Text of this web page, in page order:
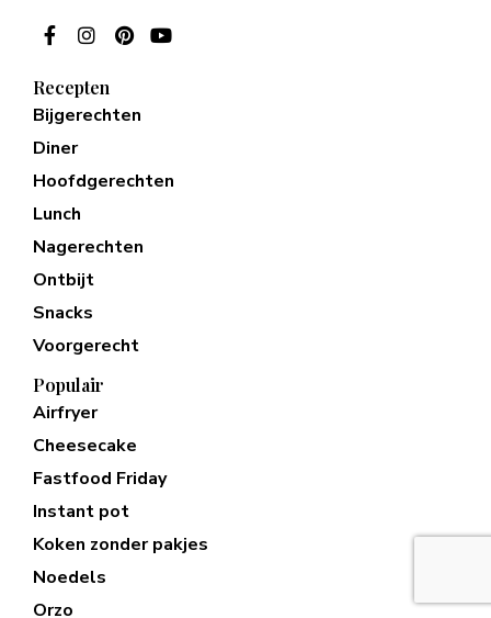
Recepten
Bijgerechten
Diner
Hoofdgerechten
Lunch
Nagerechten
Ontbijt
Snacks
Voorgerecht
Populair
Airfryer
Cheesecake
Fastfood Friday
Instant pot
Koken zonder pakjes
Noedels
Orzo